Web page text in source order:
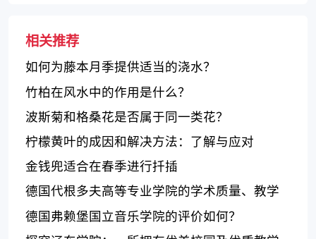
相关推荐
如何为藤本月季提供适当的浇水？
竹柏在风水中的作用是什么？
波斯菊和格桑花是否属于同一类花？
柠檬黄叶的成因和解决方法：了解与应对
金钱兜适合在春季进行扦插
德国代根多夫高等专业学院的学术质量、教学
方法和校园环境如何？
德国弗赖堡国立音乐学院的评价如何？